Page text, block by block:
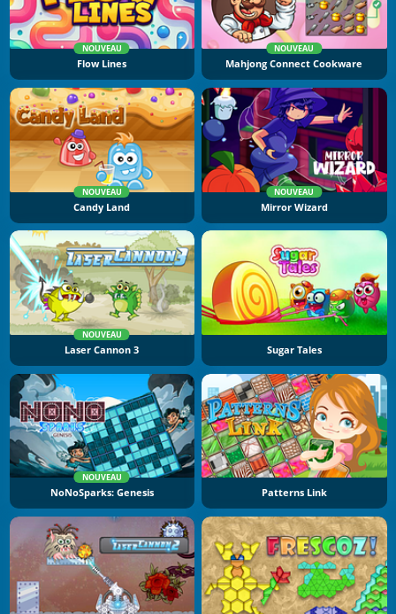
NOUVEAU
Flow Lines
NOUVEAU
Mahjong Connect Cookware
NOUVEAU
Candy Land
NOUVEAU
Mirror Wizard
NOUVEAU
Laser Cannon 3 Sugar Tales
NOUVEAU
NoNoSparks: Genesis Patterns Link